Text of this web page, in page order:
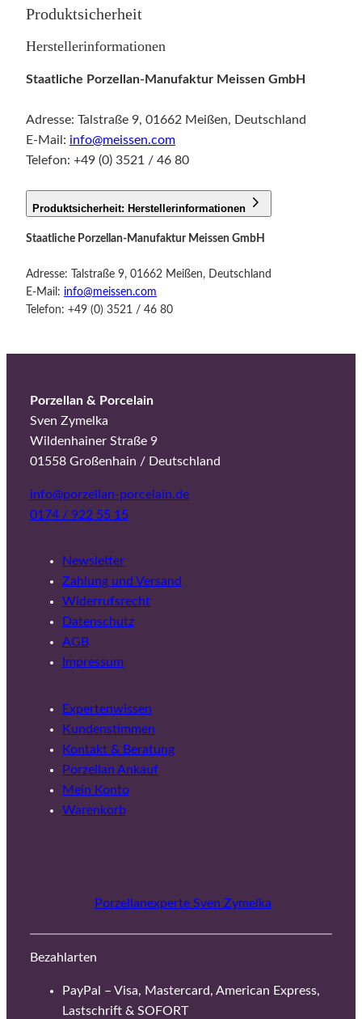
Produktsicherheit
Herstellerinformationen
Staatliche Porzellan-Manufaktur Meissen GmbH
Adresse: Talstraße 9, 01662 Meißen, Deutschland
E-Mail: info@meissen.com
Telefon: +49 (0) 3521 / 46 80
Produktsicherheit: Herstellerinformationen
Staatliche Porzellan-Manufaktur Meissen GmbH
Adresse: Talstraße 9, 01662 Meißen, Deutschland
E-Mail: info@meissen.com
Telefon: +49 (0) 3521 / 46 80
Porzellan & Porcelain
Sven Zymelka
Wildenhainer Straße 9
01558 Großenhain / Deutschland
info@porzellan-porcelain.de
0174 / 922 55 15
Newsletter
Zahlung und Versand
Widerrufsrecht
Datenschutz
AGB
Impressum
Expertenwissen
Kundenstimmen
Kontakt & Beratung
Porzellan Ankauf
Mein Konto
Warenkorb
Porzellanexperte Sven Zymelka
Bezahlarten
PayPal – Visa, Mastercard, American Express,
Lastschrift & SOFORT